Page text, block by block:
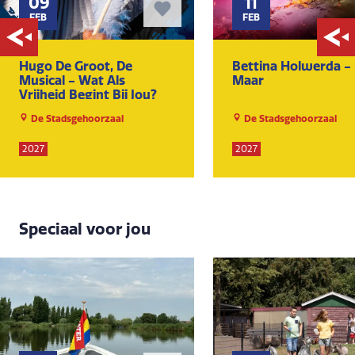
FEB
Hugo De Groot, De
Musical - Wat Als
Vrijheid Begint Bij Jou?
De Stadsgehoorzaal
2027
FEB
Bettina Holwerda -
Maar
De Stadsgehoorzaal
2027
Speciaal voor jou